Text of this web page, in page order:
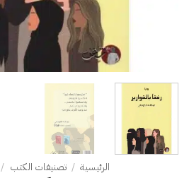
الرئيسية / تصنيفات الكتب /